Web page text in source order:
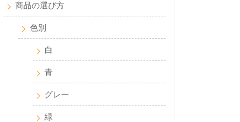
商品の選び方
色別
白
青
グレー
緑